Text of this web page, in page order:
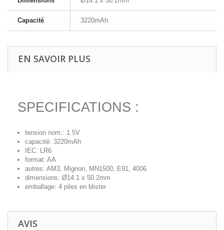
Capacité 3220mAh
EN SAVOIR PLUS
SPECIFICATIONS :
tension nom.: 1.5V
capacité: 3220mAh
IEC: LR6
format: AA
autres: AM3, Mignon, MN1500, E91, 4006
dimensions: Ø14.1 x 50.2mm
emballage: 4 piles en blister
AVIS